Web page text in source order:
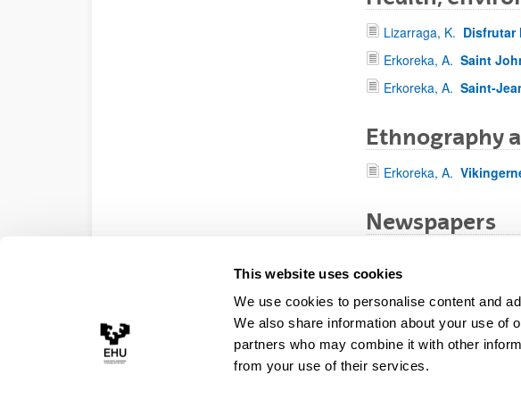
This website uses cookies
We use cookies to personalise content and
We also share information about your use of
partners who may combine it with other
from your use of their services.
Lizarraga, K. Disfrutar
Erkoreka, A. Saint
Erkoreka, A. Saint-
Ethnography
Erkoreka, A.
Newspapers
Erkoreka, Fonseca,
Anton Erkoreka In